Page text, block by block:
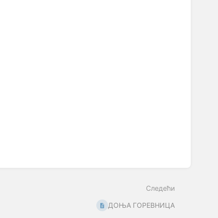
Следећи
ДОЊА ГОРЕВНИЦА